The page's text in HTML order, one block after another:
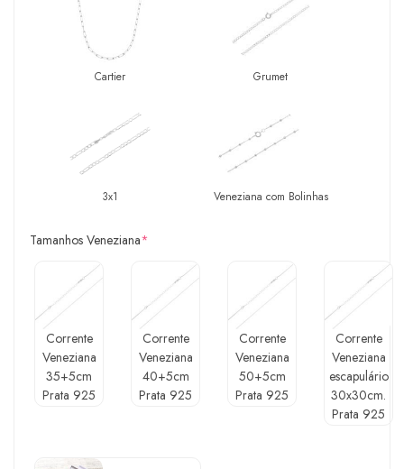
Cartier Grumet
3x1 Veneziana com Bolinhas
Tamanhos Veneziana*
Corrente
Veneziana
35+5cm
Prata 925
Corrente
Veneziana
40+5cm
Prata 925
Corrente
Veneziana
50+5cm
Prata 925
Corrente
Veneziana
escapulário
30x30cm.
Prata 925